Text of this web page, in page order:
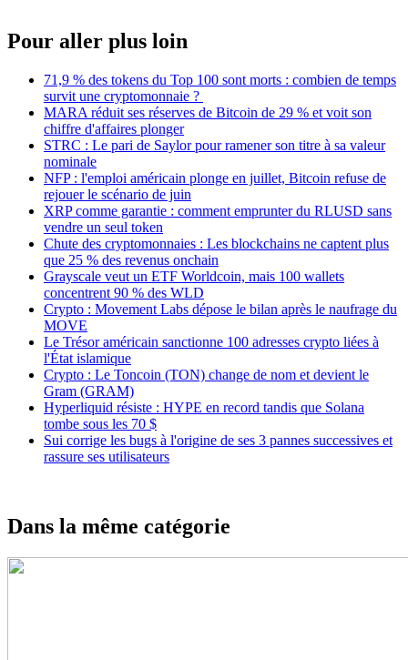
Pour aller plus loin
71,9 % des tokens du Top 100 sont morts : combien de temps
survit une cryptomonnaie ?
MARA réduit ses réserves de Bitcoin de 29 % et voit son
chiffre d'affaires plonger
STRC : Le pari de Saylor pour ramener son titre à sa valeur
nominale
NFP : l'emploi américain plonge en juillet, Bitcoin refuse de
rejouer le scénario de juin
XRP comme garantie : comment emprunter du RLUSD sans
vendre un seul token
Chute des cryptomonnaies : Les blockchains ne captent plus
que 25 % des revenus onchain
Grayscale veut un ETF Worldcoin, mais 100 wallets
concentrent 90 % des WLD
Crypto : Movement Labs dépose le bilan après le naufrage du
MOVE
Le Trésor américain sanctionne 100 adresses crypto liées à
l'État islamique
Crypto : Le Toncoin (TON) change de nom et devient le
Gram (GRAM)
Hyperliquid résiste : HYPE en record tandis que Solana
tombe sous les 70 $
Sui corrige les bugs à l'origine de ses 3 pannes successives et
rassure ses utilisateurs
Dans la même catégorie